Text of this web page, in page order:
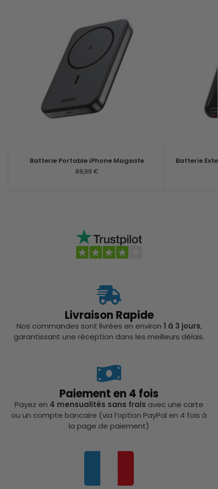
Batterie Portable iPhone Magsafe
89,99€
Batterie
Livraison Rapide
Nos commandes sont livrées en environ 1 à 3 jours,
garantissant une réception dans les meilleurs délais.
Paiement en 4 fois
Payez en 4 mensualités sans frais avec une carte
ou un compte bancaire (via l’option PayPal en 4 fois à
la page de paiement)